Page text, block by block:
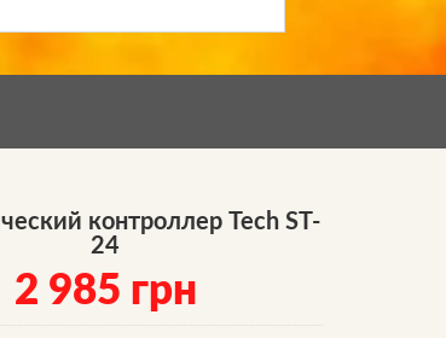
контроллер Tech ST-
24
2 985 грн